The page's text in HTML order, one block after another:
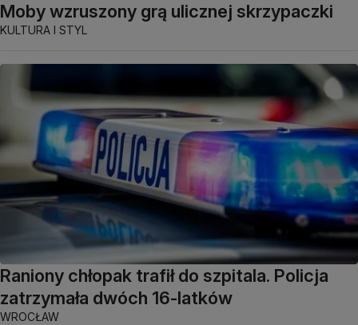
Moby wzruszony grą ulicznej skrzypaczki
KULTURA I STYL
Raniony chłopak trafił do szpitala. Policja
zatrzymała dwóch 16-latków
WROCŁAW